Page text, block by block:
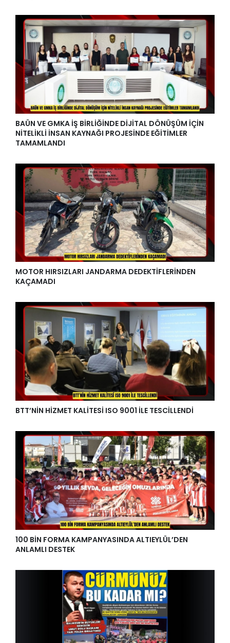
BAÜN VE GMKA İŞ BİRLİĞİNDE DİJİTAL DÖNÜŞÜM İÇİN
NİTELİKLİ İNSAN KAYNAĞI PROJESİNDE EĞİTİMLER
TAMAMLANDI
MOTOR HIRSIZLARI JANDARMA DEDEKTİFLERİNDEN
KAÇAMADI
BTT’NİN HİZMET KALİTESİ ISO 9001 İLE TESCİLLENDİ
100 BİN FORMA KAMPANYASINDA ALTIEYLÜL’DEN
ANLAMLI DESTEK